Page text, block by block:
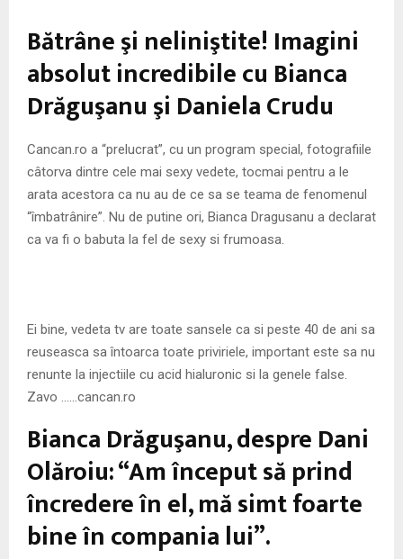
N
U
Bătrâne şi neliniştite! Imagini
absolut incredibile cu Bianca
Drăguşanu şi Daniela Crudu
Cancan.ro a “prelucrat”, cu un program special, fotografiile
câtorva dintre cele mai sexy vedete, tocmai pentru a le
arata acestora ca nu au de ce sa se teama de fenomenul
“îmbatrânire”. Nu de putine ori, Bianca Dragusanu a declarat
ca va fi o babuta la fel de sexy si frumoasa.
Ei bine, vedeta tv are toate sansele ca si peste 40 de ani sa
reuseasca sa întoarca toate priviriele, important este sa nu
renunte la injectiile cu acid hialuronic si la genele false.
Zavo ……cancan.ro
Bianca Drăguşanu, despre Dani
Olăroiu: “Am început să prind
încredere în el, mă simt foarte
bine în compania lui”.